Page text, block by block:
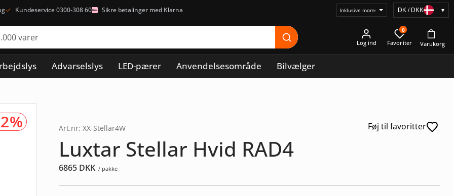
Kundeservice 0300-308 60 Sikre betalinger med Klarna
Vælg
DK / DKK ▾
Log ind
0
Advarselslys LED-pærer Anvendelsesområde Bilvælger
Føj til favoritter
Art.nr: XX-Stellar4W
Luxtar Stellar Hvid RAD4
6865 DKK / pakke